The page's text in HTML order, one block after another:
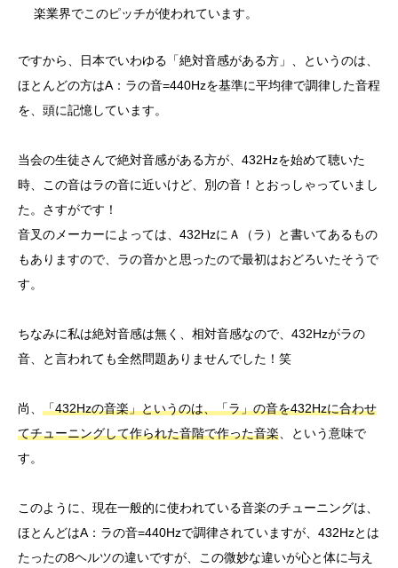
楽業界でこのピッチが使われています。
ですから、日本でいわゆる「絶対音感がある方」、というのは、
ほとんどの方はA：ラの音=440Hzを基準に平均律で調律した音程
を、頭に記憶しています。
当会の生徒さんで絶対音感がある方が、432Hzを始めて聴いた
時、この音はラの音に近いけど、別の音！とおっしゃっていまし
た。さすがです！
音叉のメーカーによっては、432HzにＡ（ラ）と書いてあるもの
もありますので、ラの音かと思ったので最初はおどろいたそうで
す。
ちなみに私は絶対音感は無く、相対音感なので、432Hzがラの
音、と言われても全然問題ありませんでした！笑
尚、 「432Hzの音楽」というのは、「ラ」の音を432Hzに合わせ
てチューニングして作られた音階で作った音楽 、という意味で
す。
このように、現在一般的に使われている音楽のチューニングは、
ほとんどはA：ラの音=440Hzで調律されていますが、432Hzとは
たったの8ヘルツの違いですが、この微妙な違いが心と体に与え